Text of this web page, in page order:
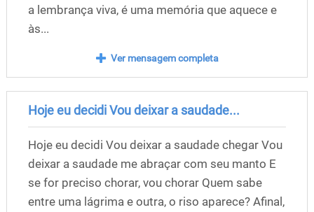
a lembrança viva, é uma memória que aquece e
às...
Ver mensagem completa
Hoje eu decidi Vou deixar a saudade...
Hoje eu decidi Vou deixar a saudade chegar Vou
deixar a saudade me abraçar com seu manto E
se for preciso chorar, vou chorar Quem sabe
entre uma lágrima e outra, o riso aparece? Afinal,